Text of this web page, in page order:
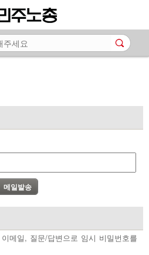
메일, 질문/답변으로 임시 비밀번호를